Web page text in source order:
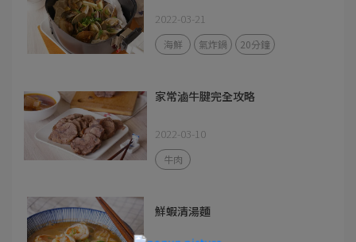
2022-03-21
海鮮 氣炸鍋 20分鐘
家常滷牛腱完全攻略
2022-03-10
牛肉
鮮蝦清湯麵